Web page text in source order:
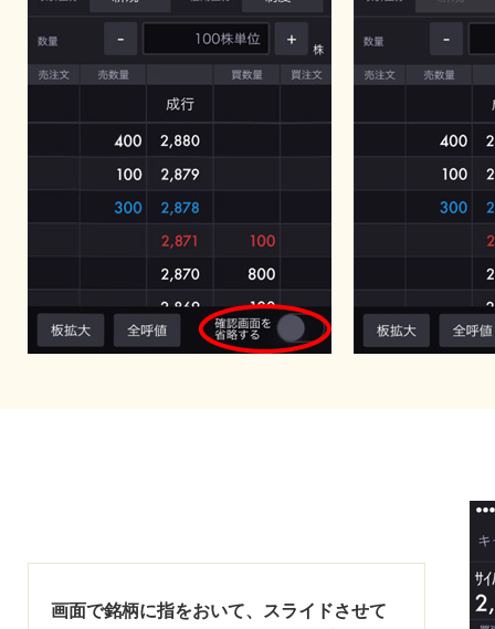
画面で銘柄に指をおいて、スライドさせて